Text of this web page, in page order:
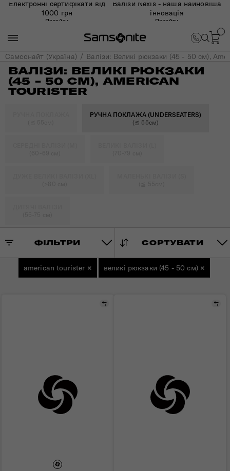
Електронні сертифікати від
1000 грн
Перейти
Валізи Nexis - наша найновіша
інновація
Перейти
Самсонайт (Україна) Валізи: Великі рюкзаки (45 - 50 см),
ВАЛІЗИ: ВЕЛИКІ РЮКЗАКИ
(45 - 50 СМ), AMERICAN
TOURISTER
РУЧНА ПОКЛАЖА (UNDERSEATERS)
(≦ 55см)
ФІЛЬТРИ СОРТУВАТИ
american tourister × великі рюкзаки (45 - 50 см) ×
Порівняти